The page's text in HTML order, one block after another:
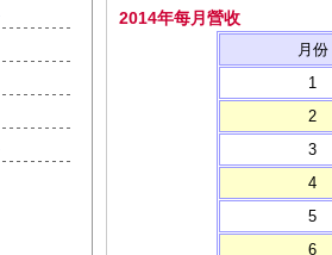
2014年每月營收
月份
1
2
3
4
5
6